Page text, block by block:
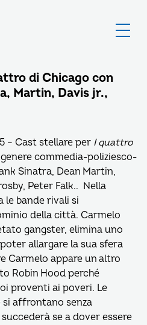
di Chicago con
Martin, Davis jr.,
– Cast stellare per I quattro
genere commedia-poliziesco-
Sinatra, Dean Martin,
Peter Falk.. Nella
le bande rivali si
della città. Carmelo
gangster, elimina uno
allargare la sua sfera
Carmelo appare un altro
Robin Hood perché
proventi ai poveri. Le
si affrontano senza
se a dover essere